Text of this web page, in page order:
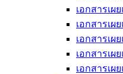
เอกสารเผ
เอกสารเผ
เอกสารเผ
เอกสารเผ
เอกสารเผ